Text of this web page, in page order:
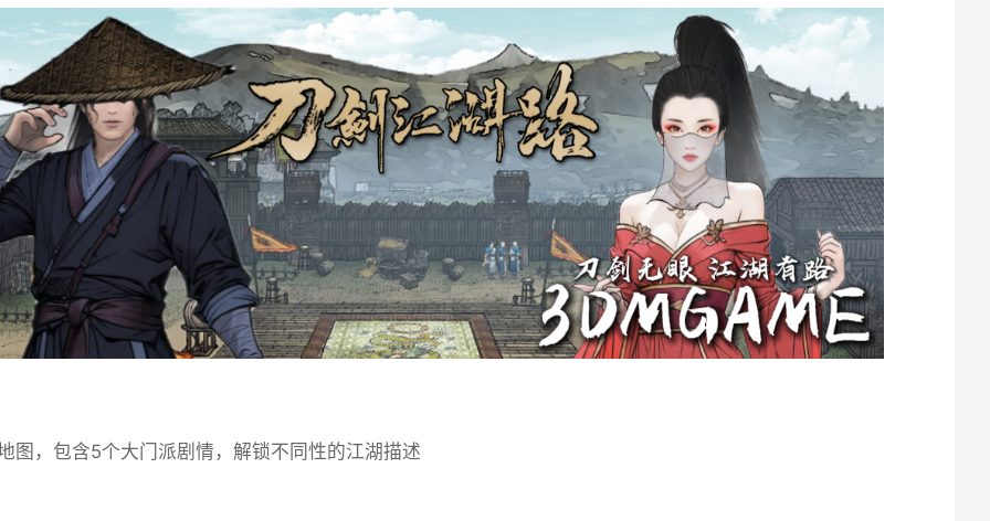
，包含5个大门派剧情，解锁不同性的江湖描述